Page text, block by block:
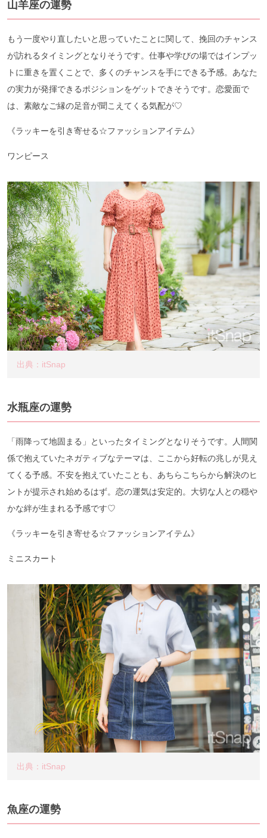
山羊座の運勢
もう一度やり直したいと思っていたことに関して、挽回のチャンス
が訪れるタイミングとなりそうです。仕事や学びの場ではインプッ
トに重きを置くことで、多くのチャンスを手にできる予感。あなた
の実力が発揮できるポジションをゲットできそうです。恋愛面で
は、素敵なご縁の足音が聞こえてくる気配が♡
《ラッキーを引き寄せる☆ファッションアイテム》
ワンピース
出典：itSnap
水瓶座の運勢
「雨降って地固まる」といったタイミングとなりそうです。人間関
係で抱えていたネガティブなテーマは、ここから好転の兆しが見え
てくる予感。不安を抱えていたことも、あちらこちらから解決のヒ
ントが提示され始めるはず。恋の運気は安定的。大切な人との穏や
かな絆が生まれる予感です♡
《ラッキーを引き寄せる☆ファッションアイテム》
ミニスカート
出典：itSnap
魚座の運勢